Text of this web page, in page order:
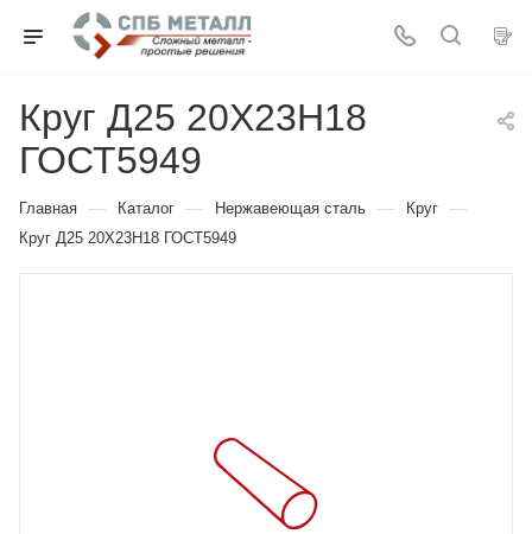
Круг Д25 20Х23Н18
ГОСТ5949
Главная — Каталог — Нержавеющая сталь — Круг —
Круг Д25 20Х23Н18 ГОСТ5949